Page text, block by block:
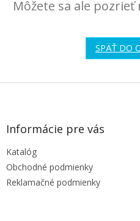
Môžete sa ale
SPÄŤ DO
Z
Informácie pre vás
Katalóg
Obchodné podmienky
Reklamačné podmienky